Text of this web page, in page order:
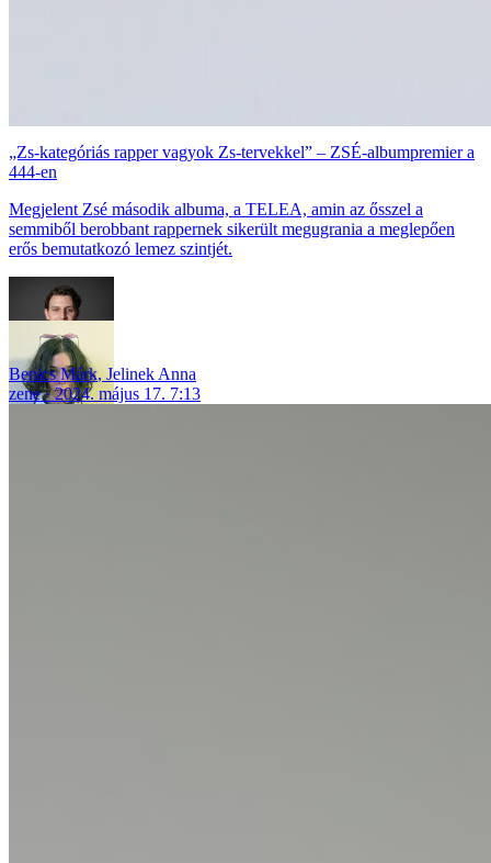
„Zs-kategóriás rapper vagyok Zs-tervekkel” – ZSÉ-albumpremier a
444-en
Megjelent Zsé második albuma, a TELEA, amin az ősszel a
semmiből berobbant rappernek sikerült megugrania a meglepően
erős bemutatkozó lemez szintjét.
Benics Márk, Jelinek Anna
zene
2024. május 17. 7:13